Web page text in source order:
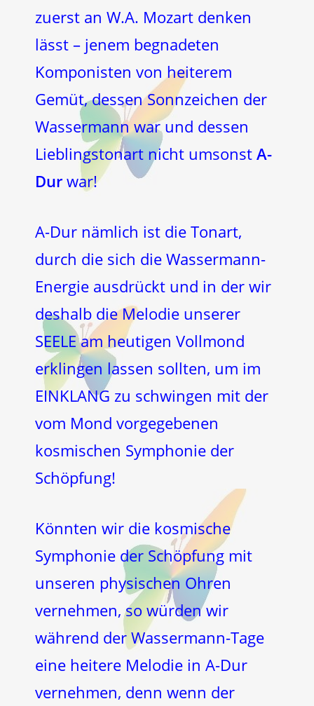
zuerst an W.A. Mozart denken
lässt – jenem begnadeten
Komponisten von heiterem
Gemüt, dessen Sonnzeichen der
Wassermann war und dessen
Lieblingstonart nicht umsonst A-
Dur war!
A-Dur nämlich ist die Tonart,
durch die sich die Wassermann-
Energie ausdrückt und in der wir
deshalb die Melodie unserer
SEELE am heutigen Vollmond
erklingen lassen sollten, um im
EINKLANG zu schwingen mit der
vom Mond vorgegebenen
kosmischen Symphonie der
Schöpfung!
Könnten wir die kosmische
Symphonie der Schöpfung mit
unseren physischen Ohren
vernehmen, so würden wir
während der Wassermann-Tage
eine heitere Melodie in A-Dur
vernehmen, denn wenn der